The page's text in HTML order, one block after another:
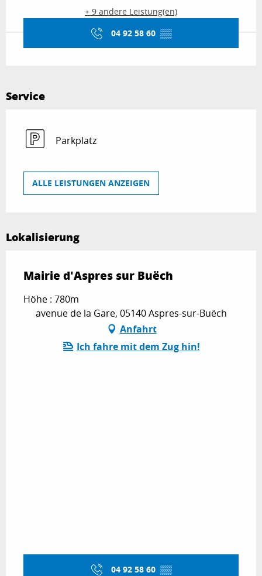
+ 9 andere Leistung(en)
04 92 58 60 ▒▒
Service
Parkplatz
ALLE LEISTUNGEN ANZEIGEN
Lokalisierung
Mairie d'Aspres sur Buëch
Höhe : 780m
avenue de la Gare, 05140 Aspres-sur-Buëch
Anfahrt
Ich fahre mit dem Zug hin!
04 92 58 60 ▒▒